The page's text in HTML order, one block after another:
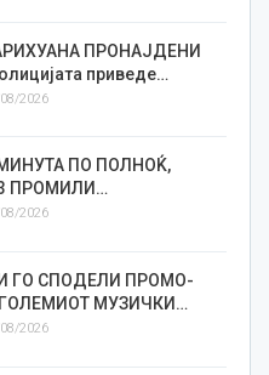
ПРОНАЈДЕНИ
приведе…
2026
ПО ПОЛНОЌ,
ПРОМИЛИ…
2026
ГО СПОДЕЛИ ПРОМО-
МУЗИЧКИ…
2026